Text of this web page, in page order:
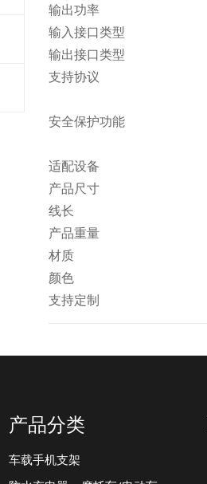
输出功率
输入接口类型
输出接口类型
支持协议
安全保护功能
适配设备
产品尺寸
线长
产品重量
材质
颜色
支持定制
产品分类
车载手机支架